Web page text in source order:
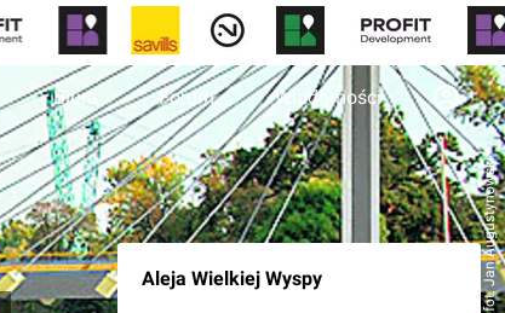
Biura Forum Wiadomości
fot. Jan Augustynowski
Aleja Wielkiej Wyspy